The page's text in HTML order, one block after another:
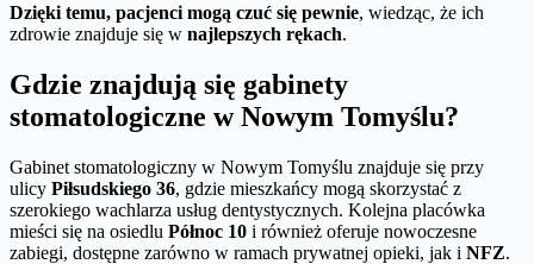
Dzięki temu, pacjenci mogą czuć się pewnie, wiedząc, że ich
zdrowie znajduje się w najlepszych rękach.
Gdzie znajdują się gabinety
stomatologiczne w Nowym Tomyślu?
Gabinet stomatologiczny w Nowym Tomyślu znajduje się przy
ulicy Piłsudskiego 36, gdzie mieszkańcy mogą skorzystać z
szerokiego wachlarza usług dentystycznych. Kolejna placówka
mieści się na osiedlu Północ 10 i również oferuje nowoczesne
zabiegi, dostępne zarówno w ramach prywatnej opieki, jak i NFZ.